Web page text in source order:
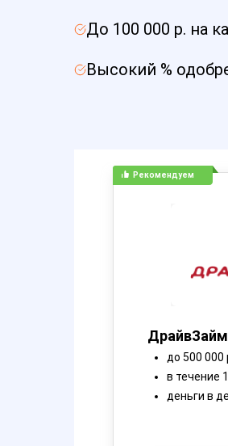
До 100 000 р. на
Высокий %
Рекомендуем
ДрайвЗайм
до 500 000
в течение
деньги в